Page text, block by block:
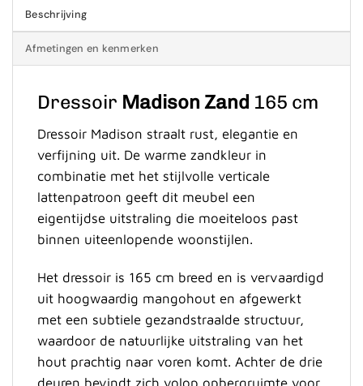
Beschrijving
Afmetingen en kenmerken
Dressoir Madison Zand 165 cm
Dressoir Madison straalt rust, elegantie en
verfijning uit. De warme zandkleur in
combinatie met het stijlvolle verticale
lattenpatroon geeft dit meubel een
eigentijdse uitstraling die moeiteloos past
binnen uiteenlopende woonstijlen.
Het dressoir is 165 cm breed en is vervaardigd
uit hoogwaardig mangohout en afgewerkt
met een subtiele gezandstraalde structuur,
waardoor de natuurlijke uitstraling van het
hout prachtig naar voren komt. Achter de drie
deuren bevindt zich volop opbergruimte voor